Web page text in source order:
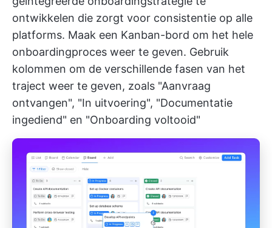
ontwikkelen die zorgt voor consistentie op alle
platforms. Maak een Kanban-bord om het hele
onboardingproces weer te geven. Gebruik
kolommen om de verschillende fasen van het
traject weer te geven, zoals "Aanvraag
ontvangen", "In uitvoering", "Documentatie
ingediend" en "Onboarding voltooid"